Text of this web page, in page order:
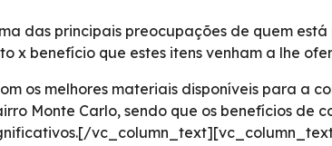
das principais preocupações de quem
x benefício que estes itens venham a lhe
os melhores materiais disponíveis para a
Monte Carlo, sendo que os benefícios de
vc_column_text][vc_column_text